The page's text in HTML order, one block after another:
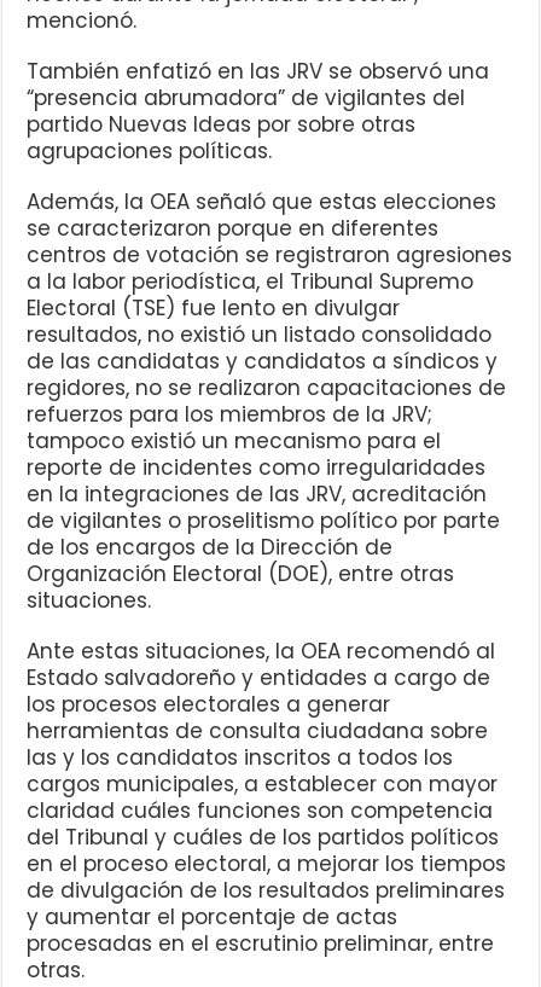
mencionó.
También enfatizó en las JRV se observó una
“presencia abrumadora” de vigilantes del
partido Nuevas Ideas por sobre otras
agrupaciones políticas.
Además, la OEA señaló que estas elecciones
se caracterizaron porque en diferentes
centros de votación se registraron agresiones
a la labor periodística, el Tribunal Supremo
Electoral (TSE) fue lento en divulgar
resultados, no existió un listado consolidado
de las candidatas y candidatos a síndicos y
regidores, no se realizaron capacitaciones de
refuerzos para los miembros de la JRV;
tampoco existió un mecanismo para el
reporte de incidentes como irregularidades
en la integraciones de las JRV, acreditación
de vigilantes o proselitismo político por parte
de los encargos de la Dirección de
Organización Electoral (DOE), entre otras
situaciones.
Ante estas situaciones, la OEA recomendó al
Estado salvadoreño y entidades a cargo de
los procesos electorales a generar
herramientas de consulta ciudadana sobre
las y los candidatos inscritos a todos los
cargos municipales, a establecer con mayor
claridad cuáles funciones son competencia
del Tribunal y cuáles de los partidos políticos
en el proceso electoral, a mejorar los tiempos
de divulgación de los resultados preliminares
y aumentar el porcentaje de actas
procesadas en el escrutinio preliminar, entre
otras.